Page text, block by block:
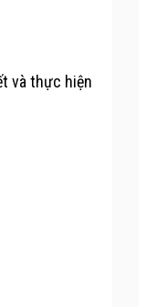
và thực hiện